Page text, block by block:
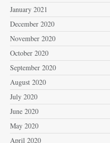
January 2021
December 2020
November 2020
October 2020
September 2020
August 2020
July 2020
June 2020
May 2020
April 2020